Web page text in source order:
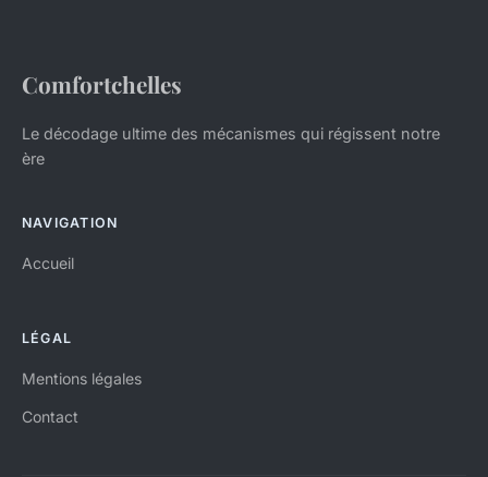
Comfortchelles
Le décodage ultime des mécanismes qui régissent notre
ère
NAVIGATION
Accueil
LÉGAL
Mentions légales
Contact